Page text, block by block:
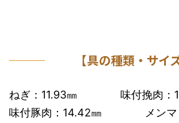
【具の種類・サイズ
ねぎ：11.93㎜ 味付挽
味付豚肉：14.42㎜ メンマ